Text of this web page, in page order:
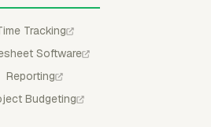
Tracking
Software
Reporting
Budgeting